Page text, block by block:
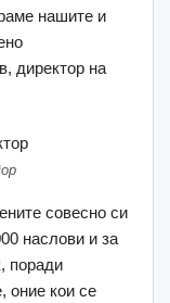
нашите и
директор на
совесно си
наслови и за
поради
оние кои се